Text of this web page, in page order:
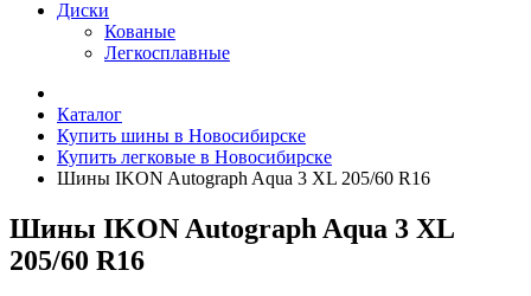
Диски
Кованые
Легкосплавные
Каталог
Купить шины в Новосибирске
Купить легковые в Новосибирске
Шины IKON Autograph Aqua 3 XL 205/60 R16
Шины IKON Autograph Aqua 3 XL
205/60 R16